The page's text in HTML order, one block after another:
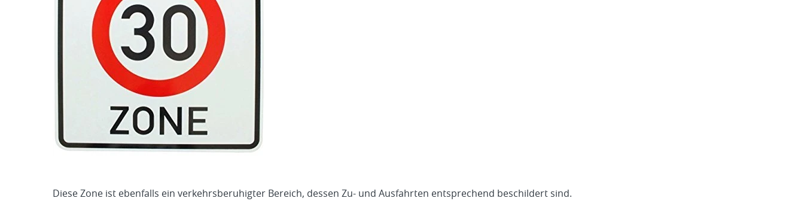
Diese Zone ist ebenfalls ein verkehrsberuhigter Bereich, dessen Zu- und Ausfahrten entsprechend beschildert sind.